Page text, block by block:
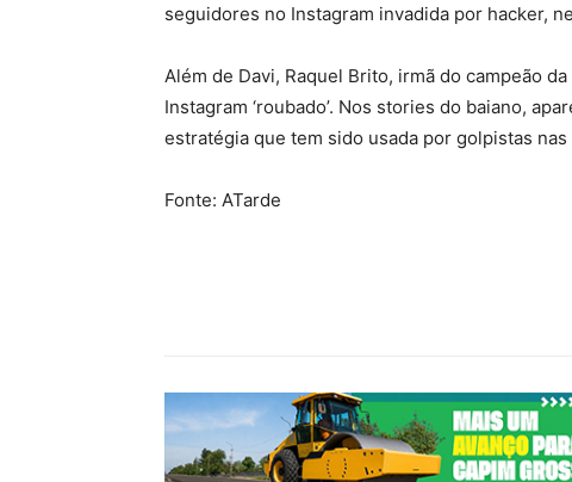
seguidores no Instagram invadida por hacker,
Além de Davi, Raquel Brito, irmã do campeão
Instagram ‘roubado’. Nos stories do baiano,
estratégia que tem sido usada por golpistas
Fonte: ATarde